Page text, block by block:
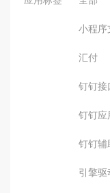
小程序
汇付
钉钉接
钉钉应
钉钉
引擎驱